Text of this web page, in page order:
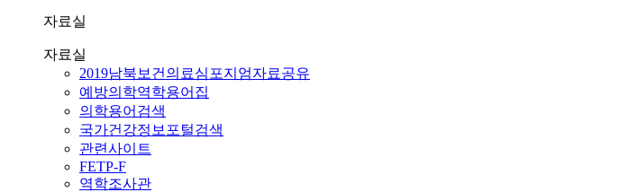
자료실
자료실
2019남북보건의료심포지엄자료공유
예방의학역학용어집
의학용어검색
국가건강정보포털검색
관련사이트
FETP-F
역학조사관